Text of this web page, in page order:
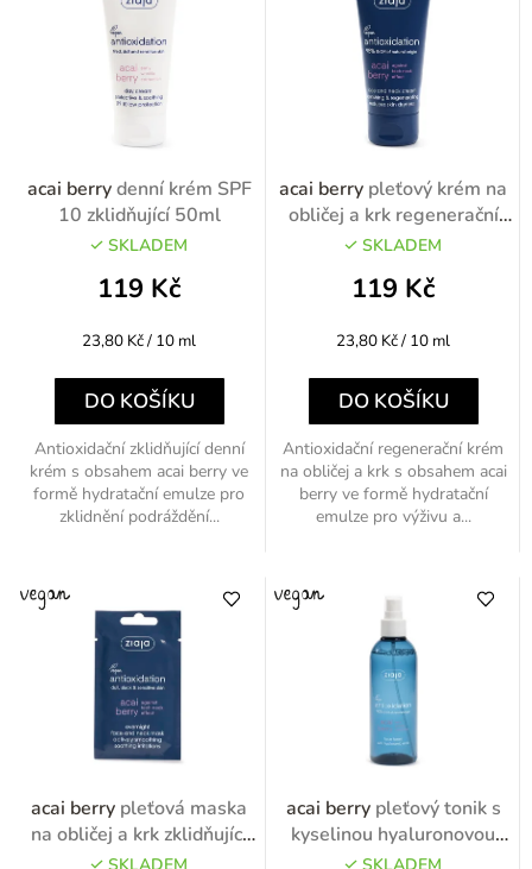
acai berrydenní krém SPF
10 zklidňující 50ml
SKLADEM
119 Kč
Měrná
23,80 Kč / 10 ml
DO KOŠÍKU
Antioxidační zklidňující denní
krém s obsahem acai berry ve
formě hydratační emulze pro
zklidnění podráždění...
acai berry pleťový krém na
obličej a krk regenerační
50ml
SKLADEM
119 Kč
Měrná
23,80 Kč / 10 ml
DO KOŠÍKU
Antioxidační regenerační krém
na obličej a krk s obsahem acai
berry ve formě hydratační
emulze pro výživu a...
acai berry pleťová maska
na obličej a krk zklidňující
7ml
acai berry pleťový tonik s
kyselinou hyaluronovou
200ml